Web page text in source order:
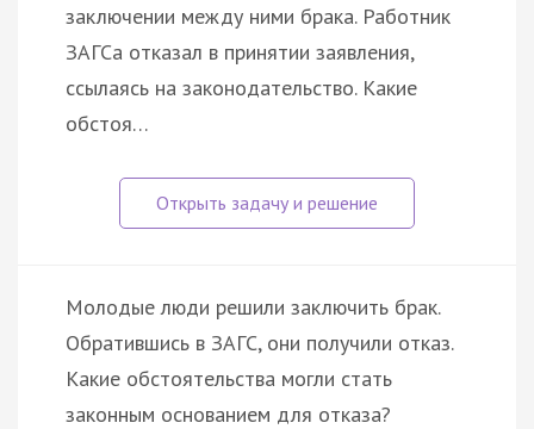
заключении между ними брака. Работник
ЗАГСа отказал в принятии заявления,
ссылаясь на законодательство. Какие
обстоя…
Молодые люди решили заключить брак.
Обратившись в ЗАГС, они получили отказ.
Какие обстоятельства могли стать
законным основанием для отказа?